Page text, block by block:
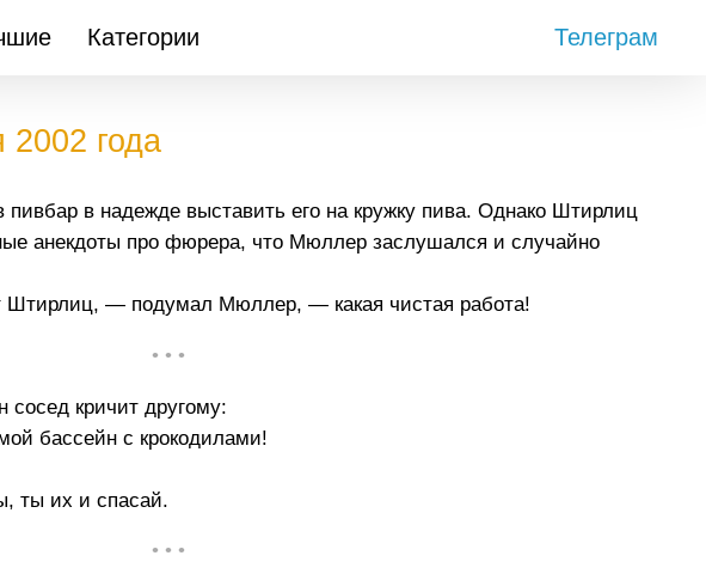
Категории Телеграм
2002 года
в надежде выставить его на кружку пива. Однако Штирлиц
анекдоты про фюрера, что Мюллер заслушался и случайно
Штирлиц, — подумал Мюллер, — какая чистая работа!
• • •
сосед кричит другому:
бассейн с крокодилами!
ты их и спасай.
• • •